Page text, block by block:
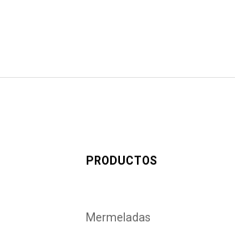
PRODUCTOS
Mermeladas